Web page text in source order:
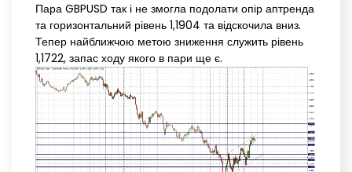
Пара GBPUSD так і не змогла подолати опір аптренда
та горизонтальний рівень 1,1904 та відскочила вниз.
Тепер найближчою метою зниження служить рівень
1,1722, запас ходу якого в пари ще є.